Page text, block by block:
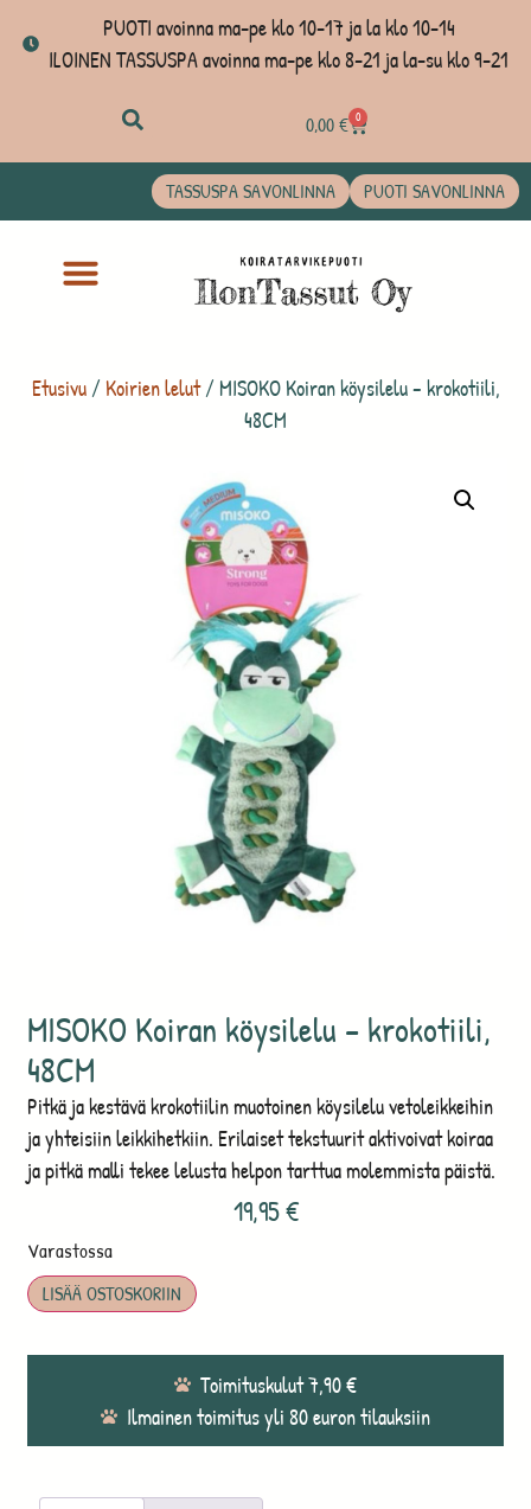
PUOTI avoinna ma-pe klo 10-17 ja la klo 10-14
ILOINEN TASSUSPA avoinna ma-pe klo 8-21 ja la-su klo 9-21
0,00€ 0
TASSUSPA SAVONLINNA PUOTI SAVONLINNA
Etusivu/Koirien lelut/ MISOKO Koiran köysilelu – krokotiili,
48CM
MISOKO Koiran köysilelu – krokotiili,
48CM
Pitkä ja kestävä krokotiilin muotoinen köysilelu vetoleikkeihin
ja yhteisiin leikkihetkiin. Erilaiset tekstuurit aktivoivat koiraa
ja pitkä malli tekee lelusta helpon tarttua molemmista päistä.
19,95€
Varastossa
LISÄÄ OSTOSKORIIN
Toimituskulut 7,90 €
Ilmainen toimitus yli 80 euron tilauksiin